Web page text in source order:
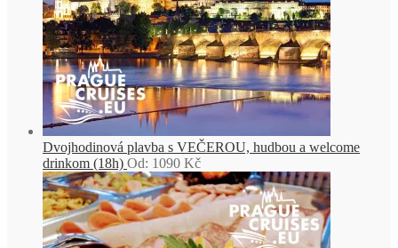
Dvojhodinová plavba s VEČEROU, hudbou a welcome
drinkom (18h) Od: 1090 Kč